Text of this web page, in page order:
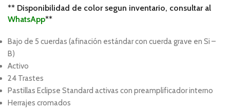
** Disponibilidad de color segun inventario, consultar al
WhatsApp**
Bajo de 5 cuerdas (afinación estándar con cuerda grave en Si –
B)
Activo
24 Trastes
Pastillas Eclipse Standard activas con preamplificador interno
Herrajes cromados